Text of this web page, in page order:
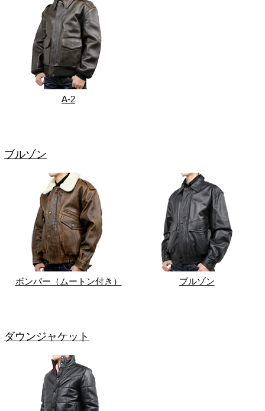
A-2
ブルゾン
ボンバー（ムートン付き） ブルゾン
ダウンジャケット